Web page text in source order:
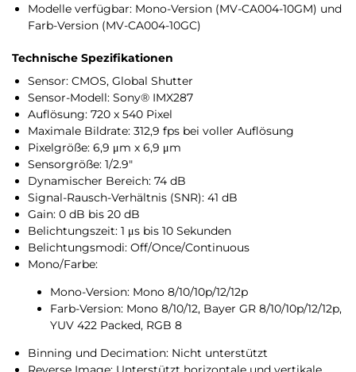
Modelle verfügbar: Mono-Version (MV-CA004-10GM) und
Farb-Version (MV-CA004-10GC)
Technische Spezifikationen
Sensor: CMOS, Global Shutter
Sensor-Modell: Sony® IMX287
Auflösung: 720 x 540 Pixel
Maximale Bildrate: 312,9 fps bei voller Auflösung
Pixelgröße: 6,9 μm x 6,9 μm
Sensorgröße: 1/2.9″
Dynamischer Bereich: 74 dB
Signal-Rausch-Verhältnis (SNR): 41 dB
Gain: 0 dB bis 20 dB
Belichtungszeit: 1 μs bis 10 Sekunden
Belichtungsmodi: Off/Once/Continuous
Mono/Farbe:
Mono-Version: Mono 8/10/10p/12/12p
Farb-Version: Mono 8/10/12, Bayer GR 8/10/10p/12/12p,
YUV 422 Packed, RGB 8
Binning und Decimation: Nicht unterstützt